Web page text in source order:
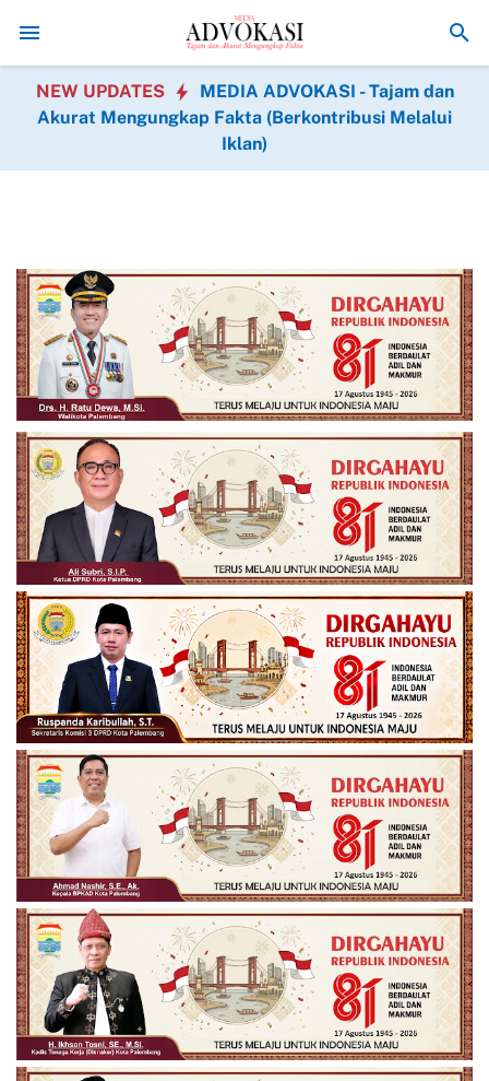
Gratis Hadir dalam BAKTIKES HUT Ke-1 Kodam XIX Tuanku
NEW UPDATES
MEDIA ADVOKASI - Tajam dan
Akurat Mengungkap Fakta (Berkontribusi Melalui
Iklan)